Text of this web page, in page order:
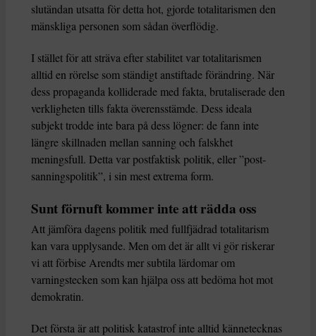
slutändan utsatta för detta hot, gjorde totalitarismen den
mänskliga personen som sådan överflödig.
I stället för att sträva efter stabilitet var totalitarismen
alltid en rörelse som ständigt anstiftade förändring. När
dess propaganda kolliderade med fakta, brutaliserade den
verkligheten tills fakta överensstämde. Dess ideala
subjekt trodde inte bara på dess lögner: de fann inte
längre skillnaden mellan sanning och falskhet
meningsfull. Detta var postfaktisk politik, eller ”post-
sanningspolitik”, i sin mest extrema form.
Sunt förnuft kommer inte att rädda oss
Att jämföra dagens politik med fullfjädrad totalitarism
kan vara upplysande. Men om det är allt vi gör riskerar
vi att förbise Arendts mer subtila lärdomar om
varningstecken som kan hjälpa oss att bedöma hot mot
demokratin.
Det första är att politisk katastrof inte alltid kännetecknas